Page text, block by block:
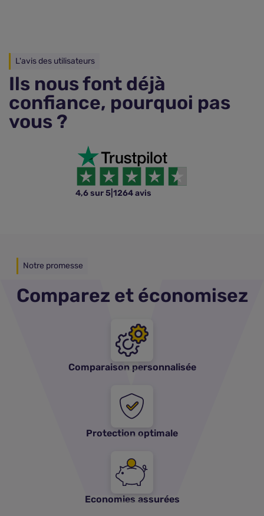
L'avis des utilisateurs
Ils nous font déjà
confiance, pourquoi pas
vous ?
4,6 sur 5 1264 avis
Notre promesse
Comparez et économisez
Comparaison personnalisée
Protection optimale
Economies assurées